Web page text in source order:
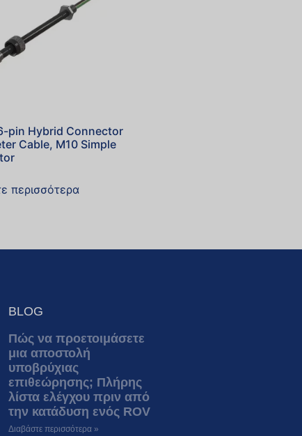
pin Hybrid Connector
Cable, M10 Simple
περισσότερα
BLOG
Πώς να προετοιμάσετε
μια αποστολή
υποβρύχιας
επιθεώρησης; Πλήρης
λίστα ελέγχου πριν από
την κατάδυση ενός ROV
Διαβάστε περισσότερα »